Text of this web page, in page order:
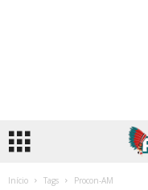
Início Tags Procon-AM